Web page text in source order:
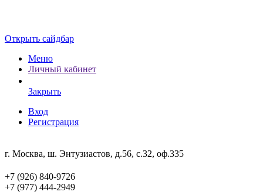
Открыть сайдбар
Меню
Личный кабинет
Закрыть
Вход
Регистрация
г. Москва, ш. Энтузиастов, д.56, с.32, оф.335
+7 (926) 840-9726
+7 (977) 444-2949